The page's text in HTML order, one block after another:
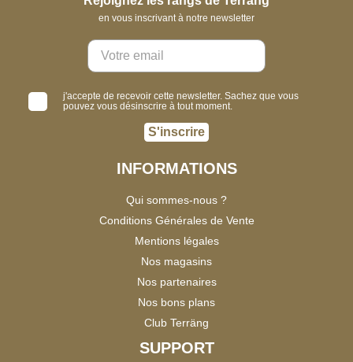
en vous inscrivant à notre newsletter
j'accepte de recevoir cette newsletter. Sachez que vous
pouvez vous désinscrire à tout moment.
S'inscrire
INFORMATIONS
Qui sommes-nous ?
Conditions Générales de Vente
Mentions légales
Nos magasins
Nos partenaires
Nos bons plans
Club Terräng
SUPPORT